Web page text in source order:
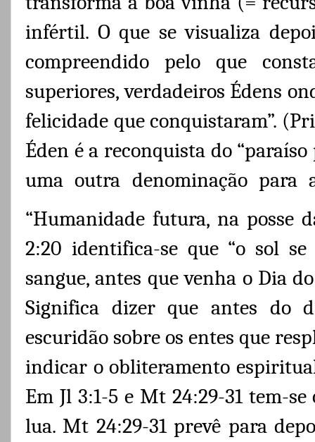
infértil. O que se visualiza
compreendido pelo que
superiores, verdadeiros Édens
felicidade que conquistaram”.
Éden é a reconquista do
uma outra denominação para
“Humanidade futura, na posse
2:20 identifica-se que “o sol
sangue, antes que venha o Dia
Significa dizer que antes do
escuridão sobre os entes que
indicar o obliteramento
Em Jl 3:1-5 e Mt 24:29-31 tem-
lua. Mt 24:29-31 prevê para